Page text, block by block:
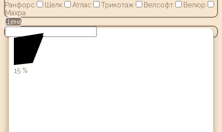
Ранфорс
Шелк Атлас Трикотаж Велсофт
Велюр
Махра
Цена
15 %